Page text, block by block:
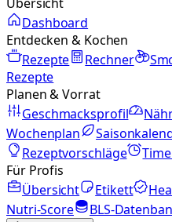
Dashboard
Entdecken & Kochen
Rezepte
Rechner
Rezepte
Planen & Vorrat
Geschmacksprofil
Wochenplan
Rezeptvorschläge
Für Profis
Übersicht
Etikett
Nutri-Score
BLS-